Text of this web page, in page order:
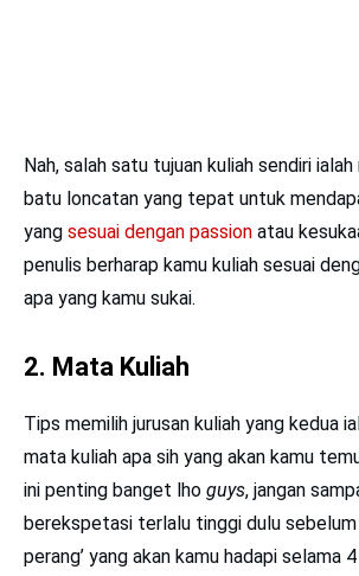
Nah, salah satu tujuan kuliah sendiri
batu loncatan yang tepat untuk
yang sesuai dengan passion atau
penulis berharap kamu kuliah sesuai
apa yang kamu sukai.
2. Mata Kuliah
Tips memilih jurusan kuliah yang kedua
mata kuliah apa sih yang akan kamu
ini penting banget lho guys, jangan
berekspetasi terlalu tinggi dulu sebelum
perang’ yang akan kamu hadapi selama